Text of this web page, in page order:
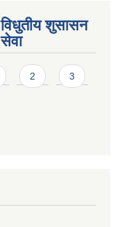
विधुतीय शुसासन
सेवा
2 3